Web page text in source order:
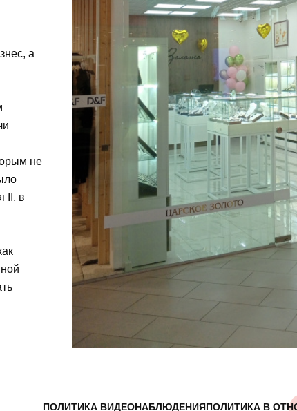
а
не
II, в
ПОЛИТИКА ВИДЕОНАБЛЮДЕНИЯПОЛИТИКА В